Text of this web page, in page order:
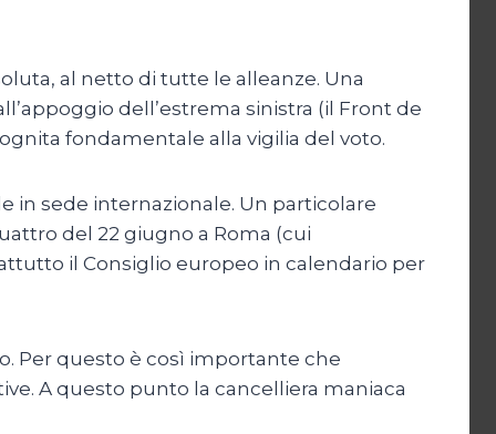
al netto di tutte le alleanze. Una
dell’estrema sinistra (il Front de
fondamentale alla vigilia del voto.
in sede internazionale. Un particolare
del 22 giugno a Roma (cui
il Consiglio europeo in calendario per
Per questo è così importante che
A questo punto la cancelliera maniaca